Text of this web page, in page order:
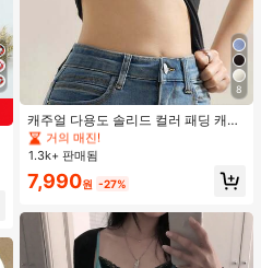
8
캐주얼 다용도 솔리드 컬러 패딩 캐미
솔
#1 TOP 3위
스퀘어넥 여성 언더셔츠 상의
거의 매진!
#1 TOP 3위
스퀘어넥 여성 언더셔츠 상의
거의 매진!
#1 TOP 3위
스퀘어넥 여성 언더셔츠 상의
거의 매진!
#1 TOP 3위
거의 매진!
1.3k+ 판매됨
7,990원 -27%